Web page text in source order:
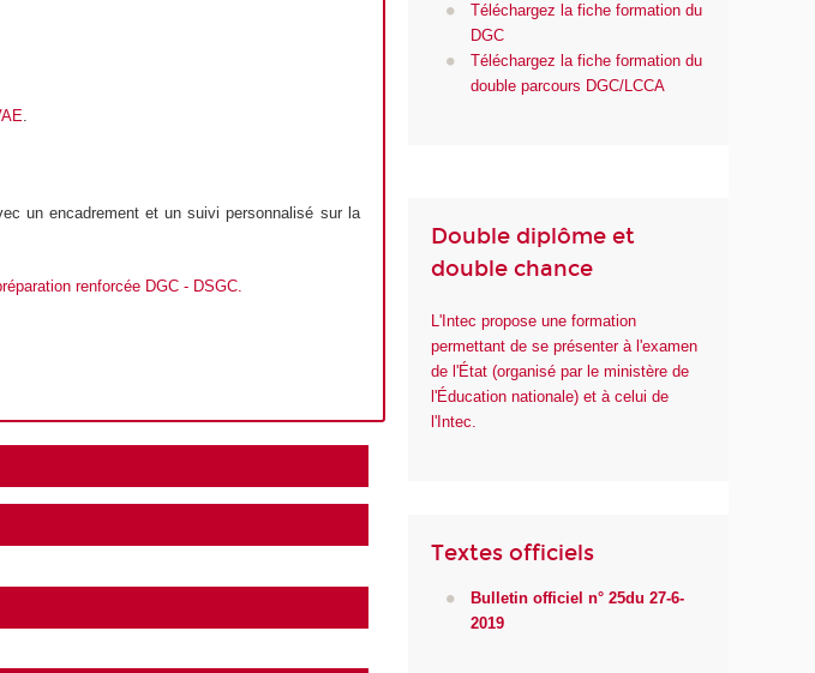
un encadrement et un suivi personnalisé sur la
renforcée DGC - DSGC.
Téléchargez la fiche formation du
DGC
Téléchargez la fiche formation du
double parcours DGC/LCCA
Double diplôme et
double chance
L'Intec propose une formation
permettant de se présenter à l'examen
de l'État (organisé par le ministère de
l'Éducation nationale) et à celui de
l'Intec.
Textes officiels
Bulletin officiel n° 25du 27-6-
2019